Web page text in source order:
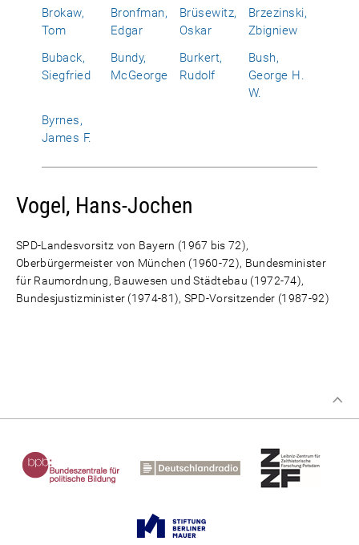
Brokaw,
Tom
Bronfman,
Edgar
Brüsewitz,
Oskar
Brzezinski,
Zbigniew
Buback,
Siegfried
Bundy,
McGeorge
Burkert,
Rudolf
Bush,
George H.
W.
Byrnes,
James F.
Vogel, Hans-Jochen
SPD-Landesvorsitz von Bayern (1967 bis 72),
Oberbürgermeister von München (1960-72), Bundesminister
für Raumordnung, Bauwesen und Städtebau (1972-74),
Bundesjustizminister (1974-81), SPD-Vorsitzender (1987-92)